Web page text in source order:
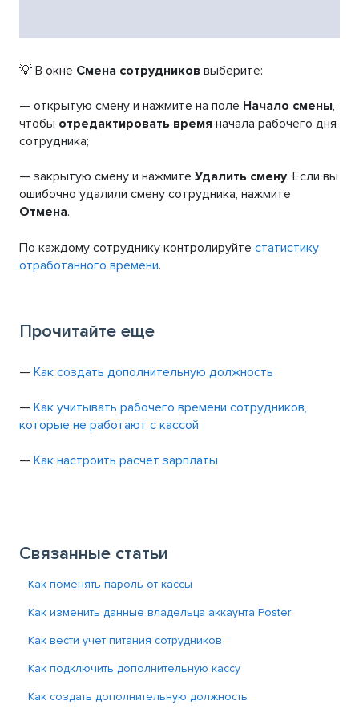
💡 В окне Смена сотрудников выберите:
— открытую смену и нажмите на поле Начало смены,
чтобы отредактировать время начала рабочего дня
сотрудника;
— закрытую смену и нажмите Удалить смену. Если вы
ошибочно удалили смену сотрудника, нажмите
Отмена.
По каждому сотруднику контролируйте статистику
отработанного времени.
Прочитайте еще
— Как создать дополнительную должность
— Как учитывать рабочего времени сотрудников,
которые не работают с кассой
— Как настроить расчет зарплаты
Связанные статьи
Как поменять пароль от кассы
Как изменить данные владельца аккаунта Poster
Как вести учет питания сотрудников
Как подключить дополнительную кассу
Как создать дополнительную должность